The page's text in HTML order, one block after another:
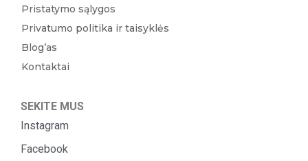
Pristatymo sąlygos
Privatumo politika ir taisyklės
Blog’as
Kontaktai
SEKITE MUS
Instagram
Facebook